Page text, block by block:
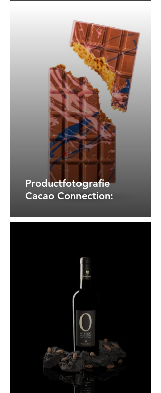
Productfotografie
Cacao Connection: